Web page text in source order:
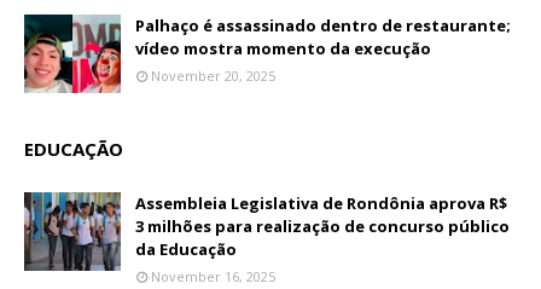
Palhaço é assassinado dentro de restaurante;
vídeo mostra momento da execução
November 20, 2025
EDUCAÇÃO
Assembleia Legislativa de Rondônia aprova R$
3 milhões para realização de concurso público
da Educação
November 16, 2025